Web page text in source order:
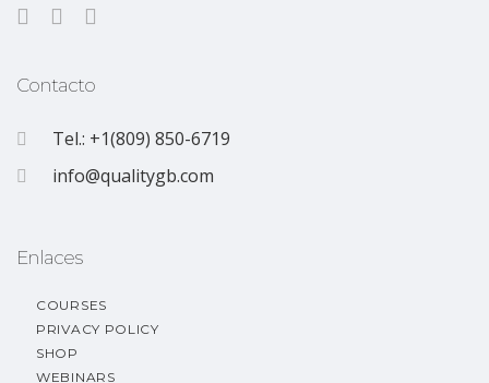
Contacto
Tel.: +1(809) 850-6719
info@qualitygb.com
Enlaces
COURSES
PRIVACY POLICY
SHOP
WEBINARS